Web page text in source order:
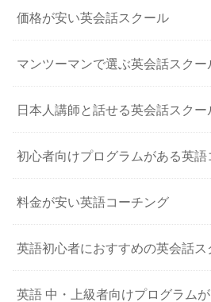
価格が安い英会話スクール
マンツーマンで選ぶ英会話スクー
日本人講師と話せる英会話スクー
初心者向けプログラムがある英語
料金が安い英語コーチング
英語初心者におすすめの英会話ス
英語 中・上級者向けプログラム